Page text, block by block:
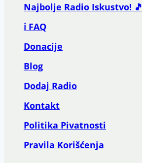
Najbolje Radio Iskustvo! 🎵
ℹ️ FAQ
Donacije
Blog
Dodaj Radio
Kontakt
Politika Pivatnosti
Pravila Korišćenja